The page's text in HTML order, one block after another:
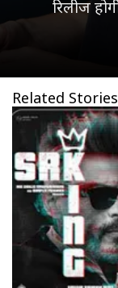
Related Stories